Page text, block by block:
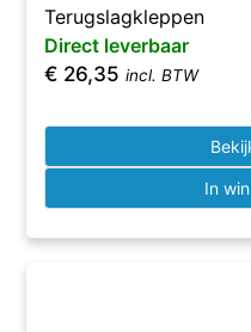
Terugslagkleppen
Direct leverbaar
€ 26,35 incl. BTW
In